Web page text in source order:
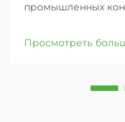
промышленных
эффективность и
систем в
Просмотреть